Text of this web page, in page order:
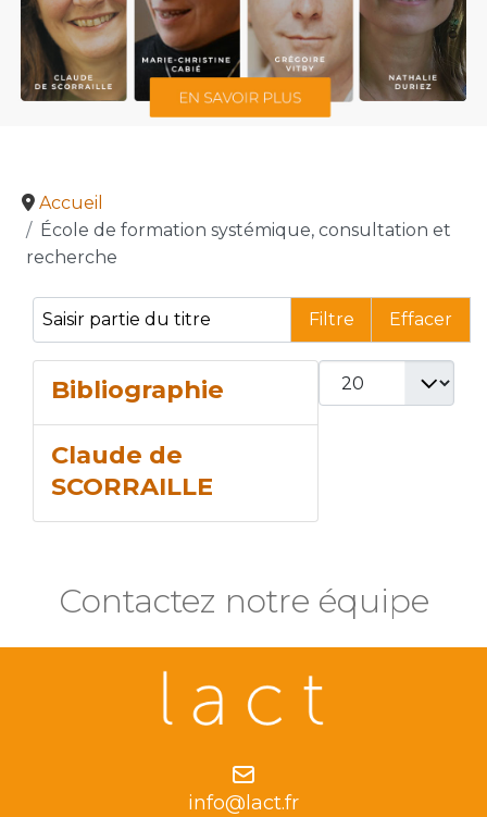
Accueil
École de formation systémique, consultation et
recherche
Saisir partie du titre
Filtre Effacer
Afficher #
Bibliographie
Claude de
SCORRAILLE
Contactez notre équipe
info@lact.fr